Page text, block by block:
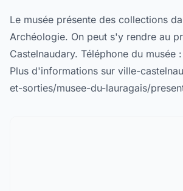
Le musée présente des collections
Archéologie. On peut s'y rendre au
Castelnaudary. Téléphone du
Plus d'informations sur ville-
et-sorties/musee-du-lauragais/